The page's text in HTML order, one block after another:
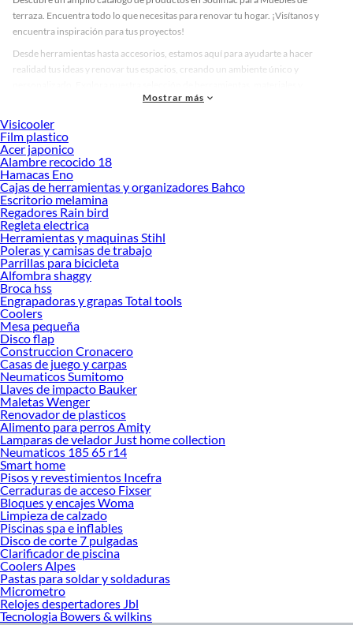
terraza. Encuentra todo lo que necesitas para renovar tu hogar. ¡Visítanos y
encuentra inspiración para tus proyectos!
Desde herramientas hasta accesorios, estamos aquí para ayudarte a hacer
realidad tus ideas y renovar tus espacios, creando un ambiente único y
accesorios de calidad que te ayudarán a crear un espacio más tú.
Desde remodelaciones hasta proyectos de decoración, estamos aquí para hacer
tus ideas realidad. ¡Visítanos y encuentra todo lo que tenemos para ofrecerte en
Muebles de terraza!
Explora la variedad de productos de Muebles de terraza en Sodimac
Herramientas, materiales y accesorios de calidad para tus proyectos y
renovación de espacios. ¡Visítanos y descubre todo lo que tenemos para
ofrecerte!
Encuentra una amplia variedad de productos de Muebles de terraza en Sodimac.
Encuentra todo lo necesario para tus proyectos de renovación y decoración.
¡Visítanos y haz tus ideas realidad!
Mostrar más
Visicooler
Film plastico
Acer japonico
Alambre recocido 18
Hamacas Eno
Cajas de herramientas y organizadores Bahco
Escritorio melamina
Regadores Rain bird
Regleta electrica
Herramientas y maquinas Stihl
Poleras y camisas de trabajo
Parrillas para bicicleta
Alfombra shaggy
Broca hss
Engrapadoras y grapas Total tools
Coolers
Mesa pequeña
Disco flap
Construccion Cronacero
Casas de juego y carpas
Neumaticos Sumitomo
Llaves de impacto Bauker
Maletas Wenger
Renovador de plasticos
Alimento para perros Amity
Lamparas de velador Just home collection
Neumaticos 185 65 r14
Smart home
Pisos y revestimientos Incefra
Cerraduras de acceso Fixser
Bloques y encajes Woma
Limpieza de calzado
Piscinas spa e inflables
Disco de corte 7 pulgadas
Clarificador de piscina
Coolers Alpes
Pastas para soldar y soldaduras
Micrometro
Relojes despertadores Jbl
Tecnologia Bowers & wilkins